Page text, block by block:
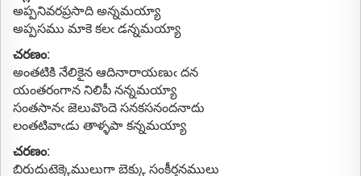
అప్పనివరప్రసాది అన్నమయ్యా
అప్పసము మాకె కలఁ డన్నమయ్యా
చరణం:
అంతటికి నేలికైన ఆదినారాయణుఁ దన
యంతరంగాన నిలిపీ నన్నమయ్యా
సంతసానఁ జెలువొందె సనకసనందనాదు
లంతటివాఁడు తాళ్ళపా కన్నమయ్యా
చరణం:
బిరుదుటెక్కెములుగా బెక్కు సంకీర్తనములు